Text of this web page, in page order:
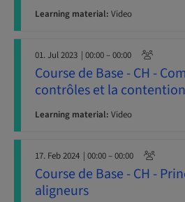
Learning material: Video
01. Jul 2023 | 00:00 – 00:00
Course de Base - CH -
contrôles et la contention
Learning material: Video
17. Feb 2024 | 00:00 – 00:00
Course de Base - CH -
aligneurs